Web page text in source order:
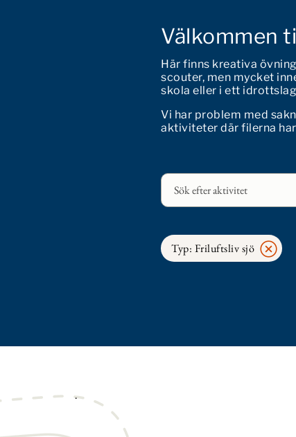
Välkommen
Här finns kreativa
scouter, men mycket
skola eller i ett
Vi har problem med
aktiviteter där filerna
Typ: Friluftsliv sjö
.